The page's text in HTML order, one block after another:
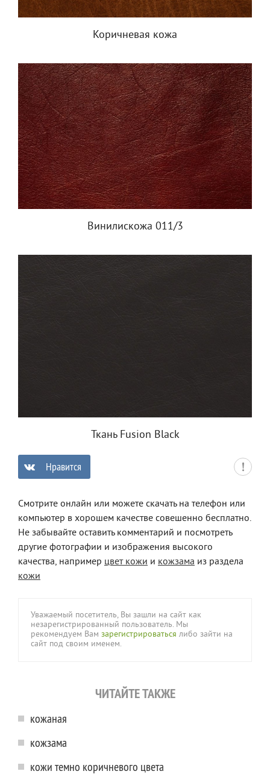
Коричневая кожа
Винилискожа 011/3
Ткань Fusion Black
Нравится
Смотрите онлайн или можете скачать на телефон или
компьютер в хорошем качестве совешенно бесплатно.
Не забывайте оставить комментарий и посмотреть
другие фотографии и изображения высокого
качества, например цвет кожи и кожзама из раздела
кожи
Уважаемый посетитель, Вы зашли на сайт как
незарегистрированный пользователь. Мы
рекомендуем Вам зарегистрироваться либо зайти на
сайт под своим именем.
ЧИТАЙТЕ ТАКЖЕ
кожаная
кожзама
кожи темно коричневого цвета